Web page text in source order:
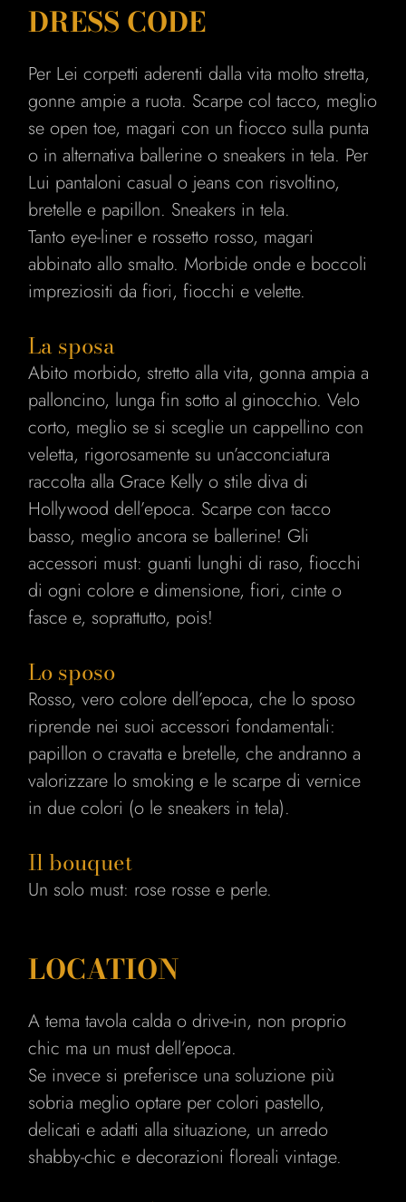
DRESS CODE
Per Lei corpetti aderenti dalla vita molto stretta,
gonne ampie a ruota. Scarpe col tacco, meglio
se open toe, magari con un fiocco sulla punta
o in alternativa ballerine o sneakers in tela. Per
Lui pantaloni casual o jeans con risvoltino,
bretelle e papillon. Sneakers in tela.
Tanto eye-liner e rossetto rosso, magari
abbinato allo smalto. Morbide onde e boccoli
impreziositi da fiori, fiocchi e velette.
La sposa
Abito morbido, stretto alla vita, gonna ampia a
palloncino, lunga fin sotto al ginocchio. Velo
corto, meglio se si sceglie un cappellino con
veletta, rigorosamente su un’acconciatura
raccolta alla Grace Kelly o stile diva di
Hollywood dell’epoca. Scarpe con tacco
basso, meglio ancora se ballerine! Gli
accessori must: guanti lunghi di raso, fiocchi
di ogni colore e dimensione, fiori, cinte o
fasce e, soprattutto, pois!
Lo sposo
Rosso, vero colore dell’epoca, che lo sposo
riprende nei suoi accessori fondamentali:
papillon o cravatta e bretelle, che andranno a
valorizzare lo smoking e le scarpe di vernice
in due colori (o le sneakers in tela).
Il bouquet
Un solo must: rose rosse e perle.
LOCATION
A tema tavola calda o drive-in, non proprio
chic ma un must dell’epoca.
Se invece si preferisce una soluzione più
sobria meglio optare per colori pastello,
delicati e adatti alla situazione, un arredo
shabby-chic e decorazioni floreali vintage.